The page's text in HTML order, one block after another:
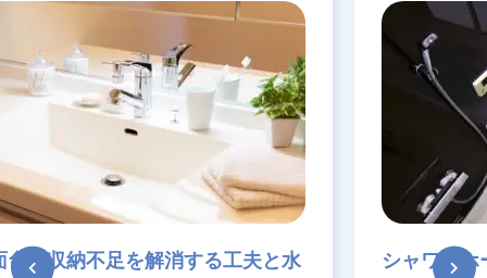
する工夫と水
シャワーホースの選び方｜素